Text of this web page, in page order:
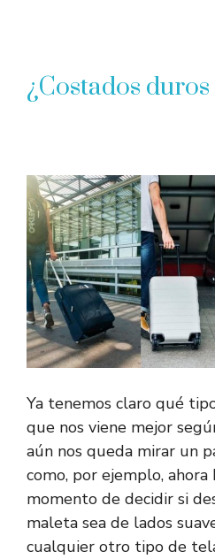
¿Costados
Ya tenemos claro qué
que nos viene mejor
aún nos queda mirar un
como, por ejemplo,
momento de decidir si
maleta sea de lados
cualquier otro tipo de